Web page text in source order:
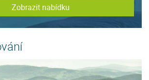
Zobrazit nabídku